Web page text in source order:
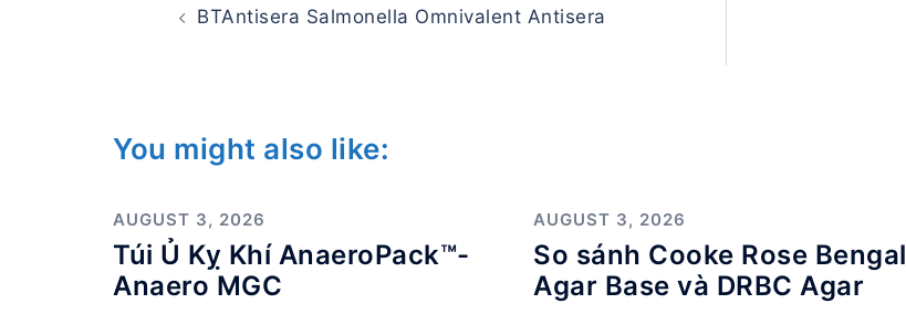
navigation
BTAntisera Salmonella Omnivalent Antisera
You might also like:
AUGUST 3, 2026
Túi Ủ Kỵ Khí AnaeroPack™-
Anaero MGC
AUGUST 3, 2026
So sánh Cooke Rose Bengal
Agar Base và DRBC Agar